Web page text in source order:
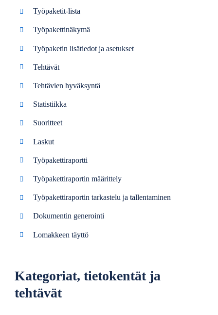
Työpaketit-lista
Työpakettinäkymä
Työpaketin lisätiedot ja asetukset
Tehtävät
Tehtävien hyväksyntä
Statistiikka
Suoritteet
Laskut
Työpakettiraportti
Työpakettiraportin määrittely
Työpakettiraportin tarkastelu ja tallentaminen
Dokumentin generointi
Lomakkeen täyttö
Kategoriat, tietokentät ja
tehtävät